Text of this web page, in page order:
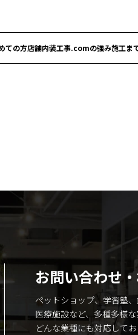
ての方店舗内装工事.comの強み施工ま
お問い合わせ
ペットショップ、学習塾
医療施設など、多種多様な
どんな業種にも対応してお